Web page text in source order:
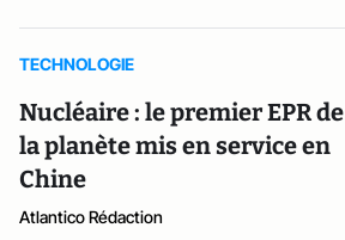
TECHNOLOGIE
Nucléaire : le premier EPR de
la planète mis en service en
Chine
Atlantico Rédaction